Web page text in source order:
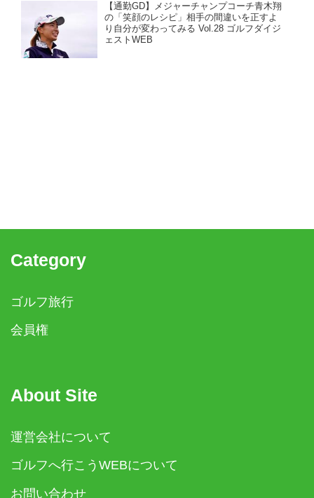
【通勤GD】メジャーチャンプコーチ青木翔
の「笑顔のレシピ」相手の間違いを正すよ
り自分が変わってみる Vol.28 ゴルフダイジ
ェストWEB
Category
ゴルフ旅行
会員権
About Site
運営会社について
ゴルフへ行こうWEBについて
お問い合わせ